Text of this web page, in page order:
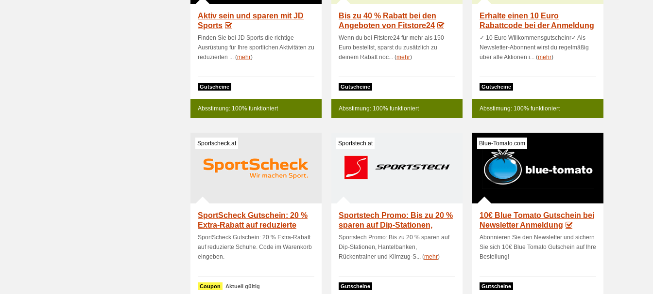
Aktiv sein und sparen mit JD
Sports
Finden Sie bei JD Sports die richtige
Ausrüstung für Ihre sportlichen Aktivitäten zu
reduzierten ... (mehr)
Gutscheine
Absstimung: 100% funktioniert
Bis zu 40 % Rabatt bei den
Angeboten von Fitstore24
Wenn du bei Fitstore24 für mehr als 150
Euro bestellst, sparst du zusätzlich zu
deinem Rabatt noc... (mehr)
Gutscheine
Absstimung: 100% funktioniert
Erhalte einen 10 Euro
Rabattcode bei der Anmeldung
zum Fitst
✓ 10 Euro WIllkommensgutscheinr✓ Als
Newsletter-Abonnent wirst du regelmäßig
über alle Aktionen i... (mehr)
Gutscheine
Absstimung: 100% funktioniert
Sportscheck.at
SportScheck Gutschein: 20 %
Extra-Rabatt auf reduzierte
Schu
SportScheck Gutschein: 20 % Extra-Rabatt
auf reduzierte Schuhe. Code im Warenkorb
eingeben.
Coupon Aktuell gültig
Sportstech.at
Sportstech Promo: Bis zu 20 %
sparen auf Dip-Stationen,
Hant
Sportstech Promo: Bis zu 20 % sparen auf
Dip-Stationen, Hantelbanken,
Rückentrainer und Klimzug-S... (mehr)
Gutscheine
Blue-Tomato.com
10€ Blue Tomato Gutschein bei
Newsletter Anmeldung
Abonnieren Sie den Newsletter und sichern
Sie sich 10€ Blue Tomato Gutschein auf Ihre
Bestellung!
Gutscheine